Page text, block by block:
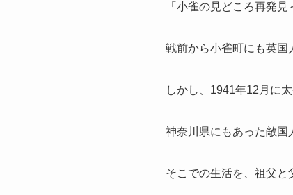
「小雀の見どころ再発
戦前から小雀町にも英国
しかし、1941年12月に
神奈川県にもあった敵国
そこでの生活を、祖父と